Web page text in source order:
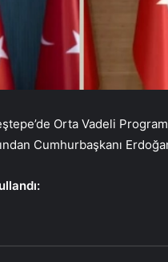
Orta Vadeli
Cumhurbaşkanı